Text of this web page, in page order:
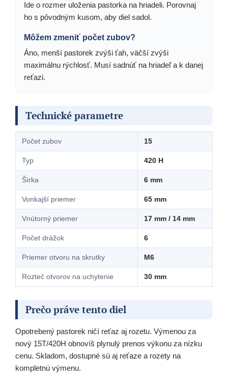
Ide o rozmer uloženia pastorka na hriadeli. Porovnaj
ho s pôvodným kusom, aby diel sadol.
Môžem zmeniť počet zubov?
Áno, menší pastorek zvýši ťah, väčší zvýši
maximálnu rýchlosť. Musí sadnúť na hriadeľ a k danej
reťazi.
Technické parametre
Počet zubov 15
Typ 420 H
Šírka 6 mm
Vonkajší priemer 65 mm
Vnútorný priemer 17 mm / 14 mm
Počet drážok 6
Priemer otvoru na skrutky M6
Rozteč otvorov na uchytenie 30 mm
Prečo práve tento diel
Opotrebený pastorek ničí reťaz aj rozetu. Výmenou za
nový 15T/420H obnovíš plynulý prenos výkonu za nízku
cenu. Skladom, dostupné sú aj reťaze a rozety na
kompletnú výmenu.